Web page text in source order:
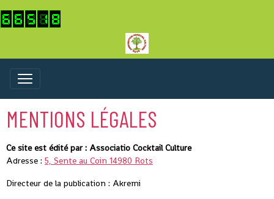
MENTIONS LÉGALES
Ce site est édité par : Associatio Cocktail Culture
Adresse : 5, Sente au Coin 14980 Rots
Directeur de la publication : Akremi